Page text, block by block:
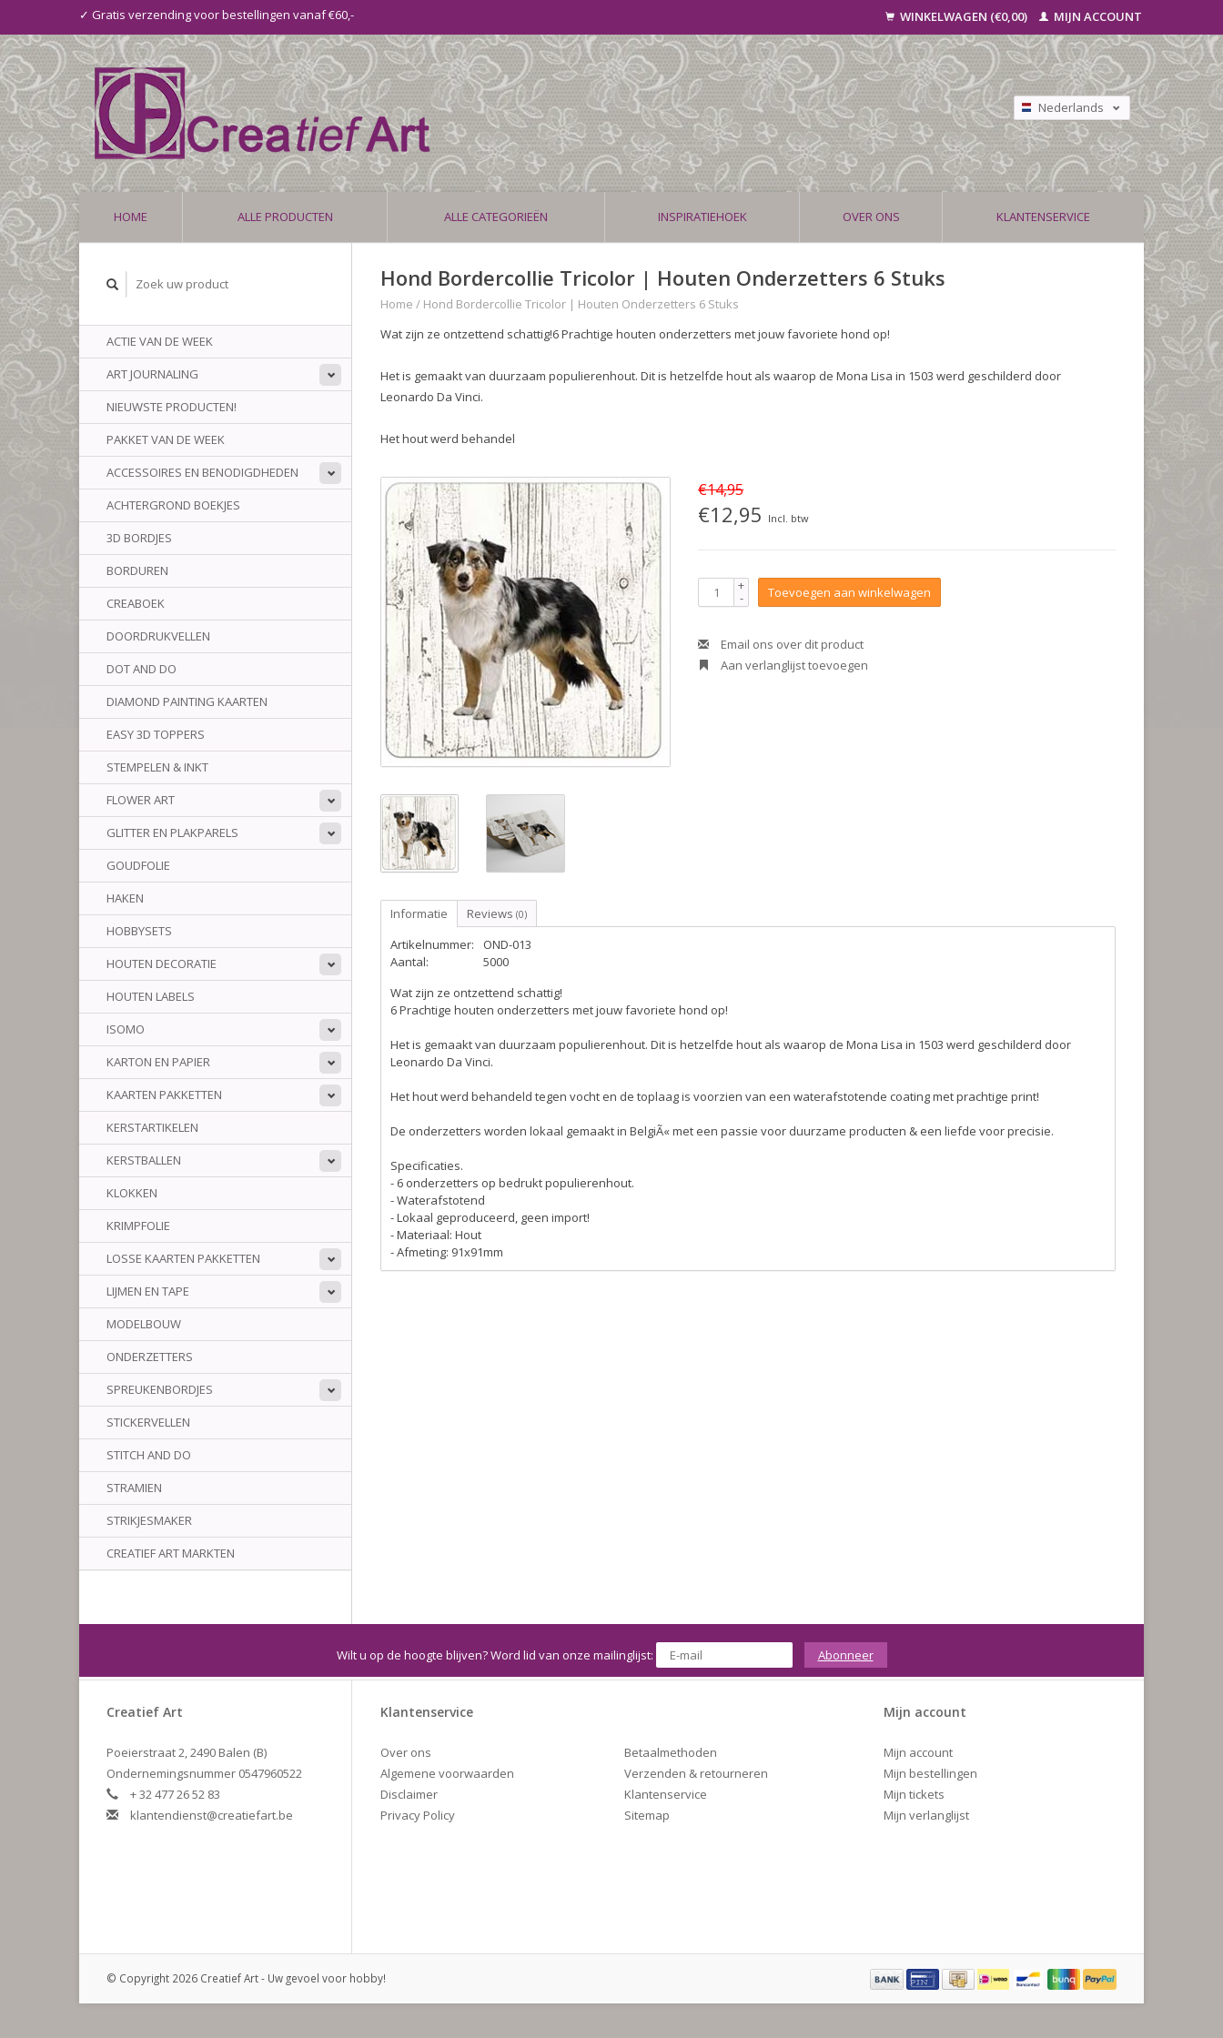
✓ Gratis verzending voor bestellingen vanaf €60,- WINKELWAGEN (€0,00) MIJN ACCOUNT
Nederlands
Deutsch
Français
HOME ALLE PRODUCTEN ALLE CATEGORIEËN INSPIRATIEHOEK OVER ONS KLANTENSERVICE
ACTIE VAN DE WEEK
ART JOURNALING
NIEUWSTE PRODUCTEN!
PAKKET VAN DE WEEK
ACCESSOIRES EN BENODIGDHEDEN
ACHTERGROND BOEKJES
3D BORDJES
BORDUREN
CREABOEK
DOORDRUKVELLEN
DOT AND DO
DIAMOND PAINTING KAARTEN
EASY 3D TOPPERS
STEMPELEN & INKT
FLOWER ART
GLITTER EN PLAKPARELS
GOUDFOLIE
HAKEN
HOBBYSETS
HOUTEN DECORATIE
HOUTEN LABELS
ISOMO
KARTON EN PAPIER
KAARTEN PAKKETTEN
KERSTARTIKELEN
KERSTBALLEN
KLOKKEN
KRIMPFOLIE
LOSSE KAARTEN PAKKETTEN
LIJMEN EN TAPE
MODELBOUW
ONDERZETTERS
SPREUKENBORDJES
STICKERVELLEN
STITCH AND DO
STRAMIEN
STRIKJESMAKER
CREATIEF ART MARKTEN
Hond Bordercollie Tricolor | Houten Onderzetters 6 Stuks
Home / Hond Bordercollie Tricolor | Houten Onderzetters 6 Stuks
Wat zijn ze ontzettend schattig!6 Prachtige houten onderzetters met jouw favoriete hond op!
Het is gemaakt van duurzaam populierenhout. Dit is hetzelfde hout als waarop de Mona Lisa in 1503 werd geschilderd door
Leonardo Da Vinci.
Het hout werd behandel
€14,95
€12,95 Incl. btw
+
- Toevoegen aan winkelwagen
Email ons over dit product
Aan verlanglijst toevoegen
Informatie Reviews (0)
Artikelnummer:
OND-013
Aantal:
5000
Wat zijn ze ontzettend schattig!
6 Prachtige houten onderzetters met jouw favoriete hond op!
Het is gemaakt van duurzaam populierenhout. Dit is hetzelfde hout als waarop de Mona Lisa in 1503 werd geschilderd door
Leonardo Da Vinci.
Het hout werd behandeld tegen vocht en de toplaag is voorzien van een waterafstotende coating met prachtige print!
De onderzetters worden lokaal gemaakt in BelgiÃ« met een passie voor duurzame producten & een liefde voor precisie.
Specificaties.
- 6 onderzetters op bedrukt populierenhout.
- Waterafstotend
- Lokaal geproduceerd, geen import!
- Materiaal: Hout
- Afmeting: 91x91mm
Wilt u op de hoogte blijven? Word lid van onze mailinglijst: Abonneer
Creatief Art
Poeierstraat 2, 2490 Balen (B)
Ondernemingsnummer 0547960522
+ 32 477 26 52 83
klantendienst@creatiefart.be
Klantenservice
Over ons
Algemene voorwaarden
Disclaimer
Privacy Policy
Betaalmethoden
Verzenden & retourneren
Klantenservice
Sitemap
Mijn account
Mijn account
Mijn bestellingen
Mijn tickets
Mijn verlanglijst
© Copyright 2026 Creatief Art - Uw gevoel voor hobby!